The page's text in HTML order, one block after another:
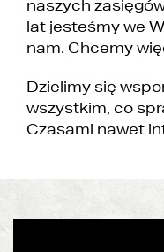
naszych
lat jesteśmy we
nam. Chcemy
Dzielimy się
wszystkim, co
Czasami nawet